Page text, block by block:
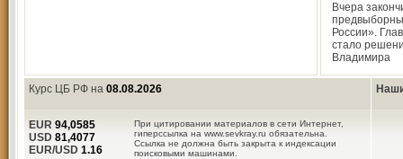
Вчера
России».
стало
Владимира
Курс ЦБ РФ на 08.08.2026
При цитировании материалов в сети Интернет,
гиперссылка на www.sevkray.ru обязательна.
Ссылка не должна быть закрыта к индексации
поисковыми машинами.
EUR 94,0585
USD 81,4077
EUR/USD 1.16